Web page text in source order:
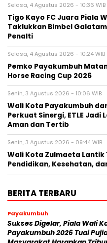
Selasa, 4 Agustus 2026 - 10:36 WIB
Tigo Kayo FC Juara Piala
Taklukkan Bimbel
Penalti
Selasa, 4 Agustus 2026 - 10:24 WIB
Pemko Payakumbuh
Horse Racing Cup 2026
Senin, 3 Agustus 2026 - 10:06 WIB
Wali Kota Payakumbuh
Perkuat Sinergi, ETLE Jadi
Aman dan Tertib
Senin, 3 Agustus 2026 - 09:44 WIB
Wali Kota Zulmaeta Lantik
Pendidikan, Kesehatan,
BERITA TERBARU
Payakumbuh
Sukses Digelar, Piala Wali
Payakumbuh 2026 Tuai